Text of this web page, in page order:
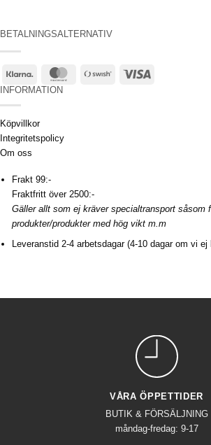
BETALNINGSALTERNATIV
Klarna MasterCardSwish
INFORMATION
Köpvillkor
Integritetspolicy
Om oss
Frakt 99:-
Fraktfritt över 2500:-
Gäller allt som ej kräver specialtransport såsom
produkter/produkter med hög vikt m.m
Leveranstid 2-4 arbetsdagar (4-10 dagar om vi
VÅRA ÖPPETTIDER
BUTIK & FÖRSÄLJNING
måndag-fredag: 9-17